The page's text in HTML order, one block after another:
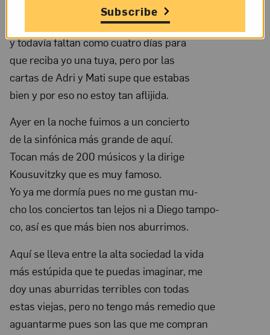
20,
1931;
NMWA,
Women
Artists;
The
Nelleke
Nix
Marianne
Huber
Collection:
The
Frida
Kahlo
Apenas ayer habrás recibido mi carta
y todavía faltan como cuatro días para
que reciba yo una tuya, pero por las
cartas de Adri y Mati supe que estabas
bien y por eso no estoy tan aflijida.
Ayer en la noche fuimos a un concierto
de la sinfónica más grande de aquí.
Tocan más de 200 músicos y la dirige
Kousuvitzky que es muy famoso.
Yo ya me dormía pues no me gustan mu-
cho los conciertos tan lejos ni a Diego tampo-
co, así es que más bien nos aburrimos.
Aquí se lleva entre la alta sociedad la vida
más estúpida que te puedas imaginar, me
doy unas aburridas terribles con todas
estas viejas, pero no tengo más remedio que
aguantarme pues son las que me compran
Subscribe